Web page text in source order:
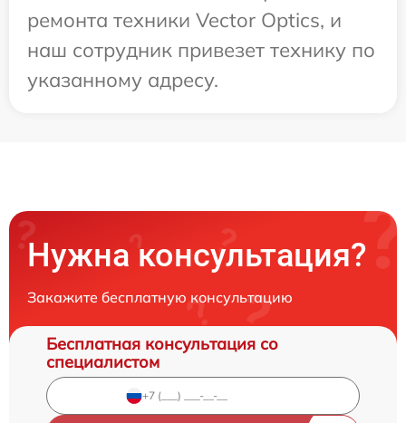
ремонта техники Vector Optics, и
наш сотрудник привезет технику по
указанному адресу.
Нужна консультация?
Закажите бесплатную консультацию
Бесплатная консультация со
специалистом